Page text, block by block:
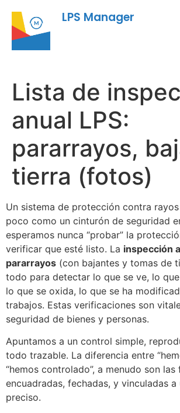
LPS Manager
Lista de
anual LPS:
pararrayos,
tierra (fotos)
Un sistema de protección contra rayos
poco como un cinturón de seguridad
esperamos nunca “probar” la
verificar que esté listo. La inspección
pararrayos (con bajantes y tomas de
todo para detectar lo que se ve, lo
lo que se oxida, lo que se ha
trabajos. Estas verificaciones son
seguridad de bienes y personas.
Apuntamos a un control simple,
todo trazable. La diferencia entre
“hemos controlado”, a menudo son
encuadradas, fechadas, y vinculadas a
preciso.